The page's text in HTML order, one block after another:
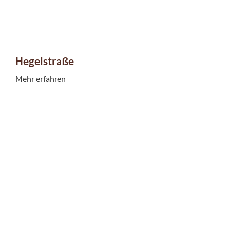
Hegelstraße
Mehr erfahren